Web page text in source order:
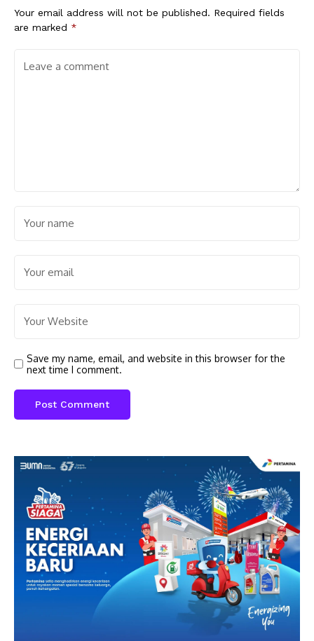
Your email address will not be published. Required fields
are marked *
Save my name, email, and website in this browser for the
next time I comment.